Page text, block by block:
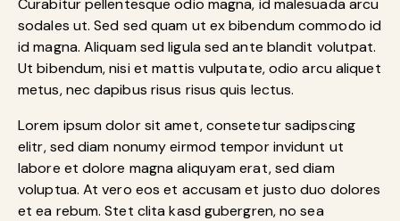
sodales ut. Sed sed quam ut ex bibendum commodo id
id magna. Aliquam sed ligula sed ante blandit volutpat.
Ut bibendum, nisi et mattis vulputate, odio arcu aliquet
metus, nec dapibus risus risus quis lectus.
Lorem ipsum dolor sit amet, consetetur sadipscing
elitr, sed diam nonumy eirmod tempor invidunt ut
labore et dolore magna aliquyam erat, sed diam
voluptua. At vero eos et accusam et justo duo dolores
et ea rebum. Stet clita kasd gubergren, no sea